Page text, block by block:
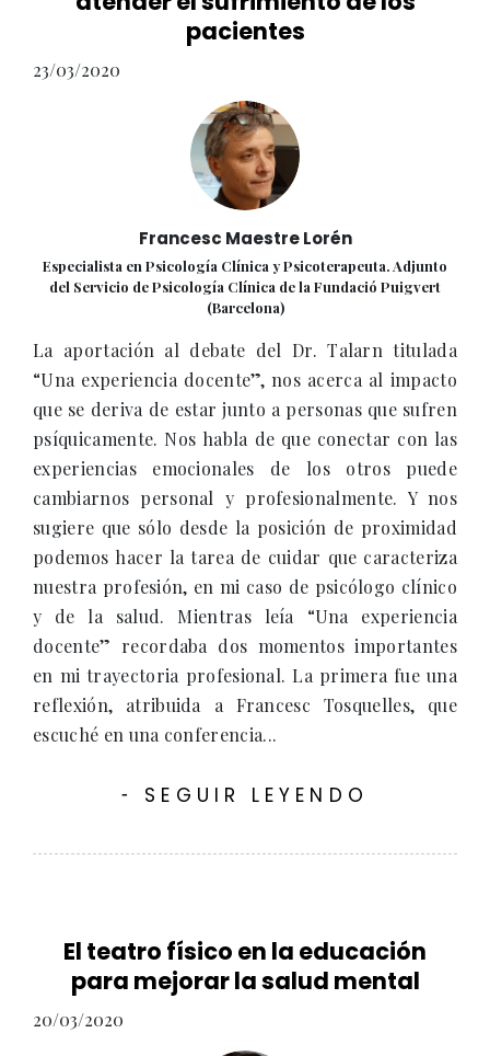
pacientes
23/03/2020
Francesc Maestre Lorén
Especialista en Psicología Clínica y Psicoterapeuta. Adjunto
del Servicio de Psicología Clínica de la Fundació Puigvert
(Barcelona)
La aportación al debate del Dr. Talarn titulada
“Una experiencia docente”, nos acerca al impacto
que se deriva de estar junto a personas que sufren
psíquicamente. Nos habla de que conectar con las
experiencias emocionales de los otros puede
cambiarnos personal y profesionalmente. Y nos
sugiere que sólo desde la posición de proximidad
podemos hacer la tarea de cuidar que caracteriza
nuestra profesión, en mi caso de psicólogo clínico
y de la salud. Mientras leía “Una experiencia
docente” recordaba dos momentos importantes
en mi trayectoria profesional. La primera fue una
reflexión, atribuida a Francesc Tosquelles, que
escuché en una conferencia...
- SEGUIR LEYENDO
El teatro físico en la educación
para mejorar la salud mental
20/03/2020